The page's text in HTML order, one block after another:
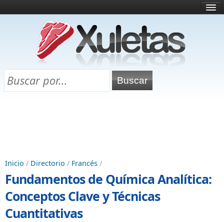
¿Qué es esto?
Directorio
Chuletas para exámenes
Inicio / Directorio / Francés /
Fundamentos de Química Analítica:
Conceptos Clave y Técnicas
Cuantitativas